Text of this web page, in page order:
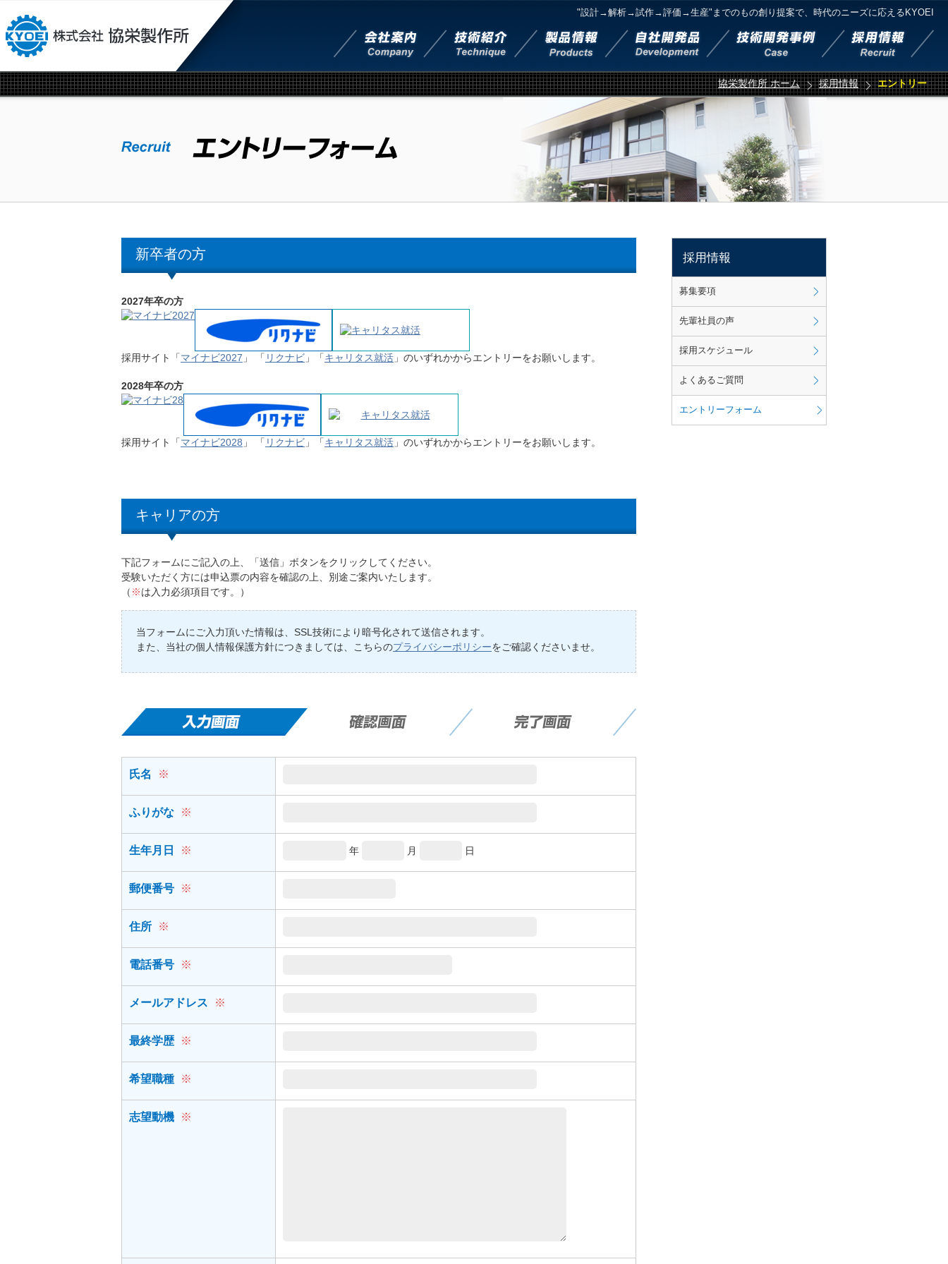
"設計→解析→試作→評価→生産"までのもの創り提案で、時代のニーズに応えるKYOEI
協栄製作所 ホーム 採用情報 エントリー
新卒者の方
2027年卒の方
採用サイト「マイナビ2027 」 「 リクナビ 」「キャリタス就活 」のいずれかからエントリーをお願いします。
2028年卒の方
採用サイト「マイナビ2028 」 「 リクナビ 」「キャリタス就活 」のいずれかからエントリーをお願いします。
キャリアの方
下記フォームにご記入の上、「送信」ボタンをクリックしてください。
受験いただく方には申込票の内容を確認の上、別途ご案内いたします。
（ ※は入力必須項目です。）
当フォームにご入力頂いた情報は、SSL技術により暗号化されて送信されます。
また、当社の個人情報保護方針につきましては、こちらのプライバシーポリシーをご確認くださいませ。
氏名 ※
ふりがな ※
生年月日 ※ 年 月 日
郵便番号 ※
住所 ※
電話番号 ※
メールアドレス ※
最終学歴 ※
希望職種 ※
志望動機 ※
採用情報
募集要項
先輩社員の声
採用スケジュール
よくあるご質問
エントリーフォーム